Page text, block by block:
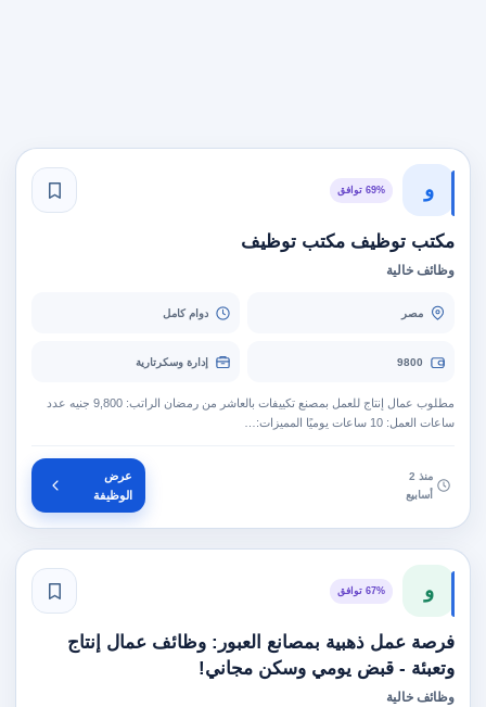
و 69% توافق
مكتب توظيف مكتب توظيف
وظائف خالية
مصر دوام كامل
9800 إدارة وسكرتارية
مطلوب عمال إنتاج للعمل بمصنع تكييفات بالعاشر من رمضان الراتب: 9,800 جنيه عدد
ساعات العمل: 10 ساعات يوميًا المميزات:…
منذ 2
أسابيع
عرض
الوظيفة
و 67% توافق
فرصة عمل ذهبية بمصانع العبور: وظائف عمال إنتاج
وتعبئة - قبض يومي وسكن مجاني!
وظائف خالية